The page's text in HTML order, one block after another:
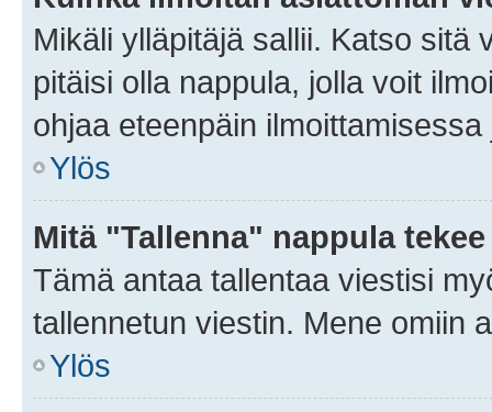
Mikäli ylläpitäjä sallii. Katso sitä
pitäisi olla nappula, jolla voit
ohjaa eteenpäin
Ylös
Mitä "Tallenna" nappula
Tämä antaa tallentaa viestisi
tallennetun viestin. Mene omiin
Ylös